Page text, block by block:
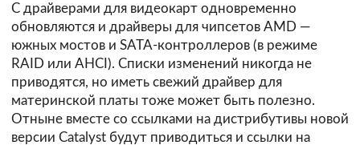
С драйверами для видеокарт одновременно
обновляются и драйверы для чипсетов AMD —
южных мостов и SATA-контроллеров (в режиме
RAID или AHCI). Списки изменений никогда не
приводятся, но иметь свежий драйвер для
материнской платы тоже может быть полезно.
Отныне вместе со ссылками на дистрибутивы новой
версии Catalyst будут приводиться и ссылки на